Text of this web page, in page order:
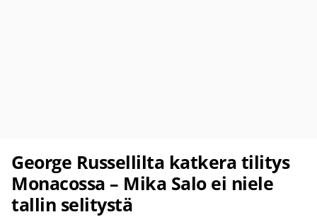
George Russellilta katkera tilitys
Monacossa – Mika Salo ei niele
tallin selitystä